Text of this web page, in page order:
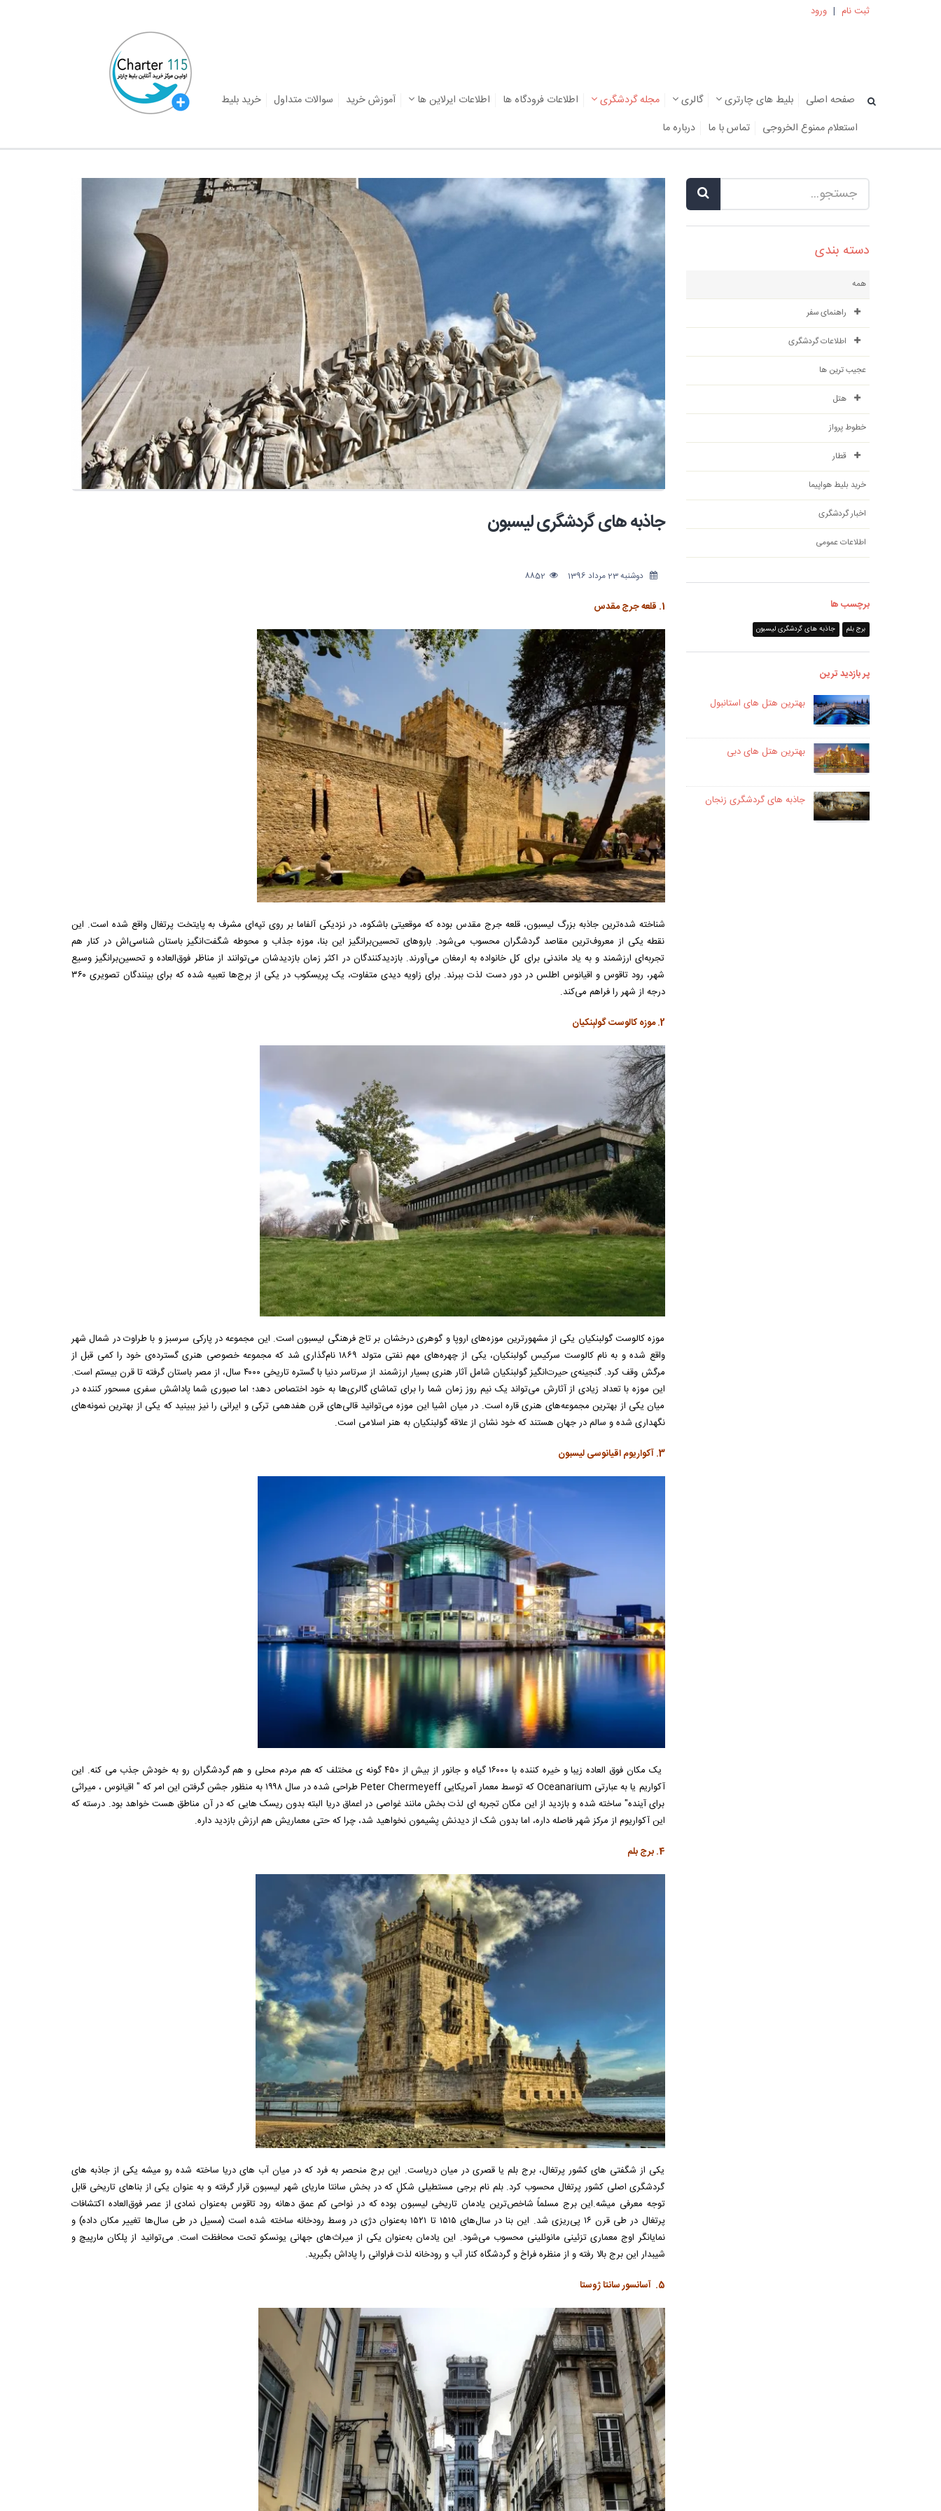
ثبت نام | ورود
صفحه اصلی بلیط های چارتری گالری مجله گردشگری اطلاعات فرودگاه ها اطلاعات ایرلاین ها آموزش خرید سوالات متداول
خرید بلیط
استعلام ممنوع الخروجی
تماس با ما درباره ما
دسته بندی
همه
راهنمای سفر
اطلاعات گردشگری
عجیب ترین ها
هتل
خطوط پرواز
قطار
خرید بلیط هواپیما
اخبار گردشگری
اطلاعات عمومی
برچسب ها
برج بلم جاذبه های گردشگری لیسبون
پر بازدید ترین
بهترین هتل های استانبول
بهترین هتل های دبی
جاذبه های گردشگری زنجان
جاذبه های گردشگری لیسبون
دوشنبه 23 مرداد 1396
1. قلعه جرج مقدس
شناخته شده‌ترین جاذبه بزرگ لیسبون، قلعه جرج مقدس بوده که موقعیتی باشکوه، در نزدیکی آلفاما بر روی تپه‌ای مشرف به پایتخت پرتغال واقع شده است. این
نقطه یکی از معروف‌ترین مقاصد گردشگران محسوب می‌شود. باروهای تحسین‌برانگیز این بنا، موزه جذاب و محوطه شگفت‌انگیز باستان شناسی‌اش در کنار هم
تجربه‌ای ارزشمند و به یاد ماندنی برای کل خانواده به ارمغان می‌آورند. بازدیدکنندگان در اکثر زمان بازدیدشان می‌توانند از مناظر فوق‌العاده و تحسین‌برانگیز وسیع
شهر، رود تاقوس و اقیانوس اطلس در دور دست لذت ببرند. برای زاویه دیدی متفاوت، یک پریسکوب در یکی از برج‌ها تعبیه شده که برای بینندگان تصویری ۳۶۰
درجه از شهر را فراهم می‌کند.
2. موزه کالوست گولبِنکیان
موزه کالوست گولبنکیان یکی از مشهورترین موزه‌های اروپا و گوهری درخشان بر تاج فرهنگی لیسبون است. این مجموعه در پارکی سرسبز و با طراوت در شمال شهر
واقع شده و به نام کالوست سرکیس گولبنکیان، یکی از چهره‌های مهم نفتی متولد ۱۸۶۹ نام‌گذاری شد که مجموعه خصوصی هنری گسترده‌ی خود را کمی قبل از
مرگش وقف کرد. گنجینه‌ی حیرت‌انگیز گولبنکیان شامل آثار هنری بسیار ارزشمند از سرتاسر دنیا با گستره تاریخی ۴۰۰۰ سال، از مصر باستان گرفته تا قرن بیستم است.
این موزه با تعداد زیادی از آثارش می‌تواند یک نیم روز زمان شما را برای تماشای گالری‌ها به خود اختصاص دهد؛ اما صبوری شما پاداشش سفری مسحور کننده در
میان یکی از بهترین مجموعه‌های هنری قاره است. در میان اشیا این موزه می‌توانید قالی‌های قرن هفدهمی ترکی و ایرانی را نیز ببینید که یکی از بهترین نمونه‌های
نگهداری شده و سالم در جهان هستند که خود نشان از علاقه گولبنکیان به هنر اسلامی است.
3. آکواریوم اقیانوسی لیسبون
یک مکان فوق العاده زیبا و خیره کننده با ۱۶۰۰۰ گیاه و جانور از بیش از ۴۵۰ گونه ی مختلف که هم مردم محلی و هم گردشگران رو به خودش جذب می کنه. این
آکواریم یا به عبارتی Oceanarium که توسط معمار آمریکایی Peter Chermeyeff طراحی شده در سال ۱۹۹۸ به منظور جشن گرفتن این امر که " اقیانوس ، میراثی
برای آینده" ساخته شده و بازدید از این مکان تجربه ای لذت بخش مانند غواصی در اعماق دریا البته بدون ریسک هایی که در آن مناطق هست خواهد بود. درسته که
این آکواریوم از مرکز شهر فاصله داره، اما بدون شک از دیدنش پشیمون نخواهید شد، چرا که حتی معماریش هم ارزش بازدید داره.
4. برج بلم
یکی از شگفتی های کشور پرتغال، برج بلم یا قصری در میان دریاست. این برج منحصر به فرد که در میان آب های دریا ساخته شده رو میشه یکی از جاذبه های
گردشگری اصلی کشور پرتغال محسوب کرد. بلم نام برجی مستطیلی شکلِ که در بخش سانتا ماریای شهر لیسبون قرار گرفته و به عنوان یکی از بناهای تاریخی قابل
توجه معرفی میشه.این برج مسلماً شاخص‌ترین یادمان تاریخی لیسبون بوده که در نواحی کم عمق دهانه رود تاقوس به‌عنوان نمادی از عصر فوق‌العاده اکتشافات
پرتغال در طی قرن ۱۶ پی‌ریزی شد. این بنا در سال‌های ۱۵۱۵ تا ۱۵۲۱ به‌عنوان دژی در وسط رودخانه ساخته شده است (مسیل در طی سال‌ها تغییر مکان داده) و
نمایانگر اوج معماری تزئینی مانوئلینی محسوب می‌شود. این یادمان به‌عنوان یکی از میراث‌های جهانی یونسکو تحت محافظت است. می‌توانید از پلکان مارپیچ و
شیبدار این برج بالا رفته و از منظره فراخ و گردشگاه کنار آب و رودخانه لذت فراوانی را پاداش بگیرید.
5. آسانسور سانتا ژوستا